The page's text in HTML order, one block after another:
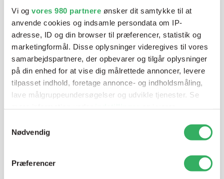
Vi og vores 980 partnere ønsker dit samtykke til at
anvende cookies og indsamle persondata om IP-
adresse, ID og din browser til præferencer, statistik og
marketingformål. Disse oplysninger videregives til vores
samarbejdspartnere, der opbevarer og tilgår oplysninger
på din enhed for at vise dig målrettede annoncer, levere
tilpasset indhold, foretage annonce- og indholdsmåling,
lave målgruppeundersøgelser og udvikle tjenester. Se
tilbage eller ændre indstillinger fra vores
"Cookiedeklaration", eller ved at trykke på "Privacy
Nødvendig
Præferencer
Vi tilbyder et bredt sortiment af produkter til
autolakering. Lige meget om du skal bruge en enkelt farve,
en sprøjtepistol eller om du har behov for en
blandeanlægsløsning, kan vi hjælpe dig.
Mandag - Torsdag 07:00-15:30